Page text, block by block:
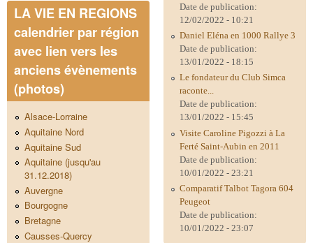
LA VIE EN REGIONS
calendrier par région
avec lien vers les
anciens évènements
(photos)
Alsace-Lorraine
Aquitaine Nord
Aquitaine Sud
Aquitaine (jusqu'au
31.12.2018)
Auvergne
Bourgogne
Bretagne
Causses-Quercy
Date de publication:
12/02/2022 - 10:21
Daniel Eléna en 1000 Rallye 3
Date de publication:
13/01/2022 - 18:15
Le fondateur du Club Simca
raconte...
Date de publication:
13/01/2022 - 15:45
Visite Caroline Pigozzi à La
Ferté Saint-Aubin en 2011
Date de publication:
10/01/2022 - 23:21
Comparatif Talbot Tagora 604
Peugeot
Date de publication:
10/01/2022 - 23:07